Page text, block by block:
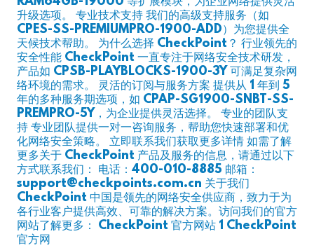
升级选项。 专业技术支持 我们的高级支持服务（如
CPES-SS-PREMIUMPRO-1900-ADD）为您提供全
天候技术帮助。 为什么选择 CheckPoint？ 行业领先的
安全性能 CheckPoint 一直专注于网络安全技术研发，
产品如 CPSB-PLAYBLOCKS-1900-3Y 可满足复杂网
络环境的需求。 灵活的订阅与服务方案 提供从 1 年到 5
年的多种服务期选项，如 CPAP-SG1900-SNBT-SS-
PREMPRO-5Y，为企业提供灵活选择。 专业的团队支
持 专业团队提供一对一咨询服务，帮助您快速部署和优
化网络安全策略。 立即联系我们获取更多详情 如需了解
更多关于 CheckPoint 产品及服务的信息，请通过以下
方式联系我们： 电话：400-010-8885 邮箱：
support@checkpoints.com.cn 关于我们
CheckPoint 中国是领先的网络安全供应商，致力于为
各行业客户提供高效、可靠的解决方案。访问我们的官方
网站了解更多： CheckPoint 官方网站 1 CheckPoint
官方网